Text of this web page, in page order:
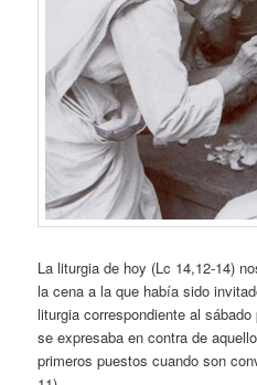
La liturgia de hoy (Lc 14,12-14)
la cena a la que había sido
liturgia correspondiente al
se expresaba en contra de
primeros puestos cuando son